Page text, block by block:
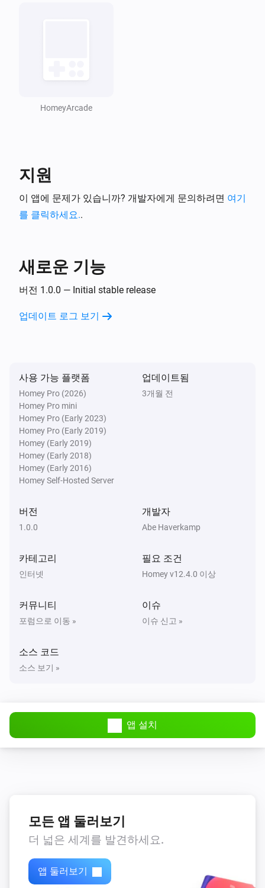
HomeyArcade
지원
이 앱에 문제가 있습니까? 개발자에게 문의하려면 여기
를 클릭하세요..
새로운 기능
버전 1.0.0 — Initial stable release
업데이트 로그 보기
사용 가능 플랫폼
Homey Pro (2026)
Homey Pro mini
Homey Pro (Early 2023)
Homey Pro (Early 2019)
Homey (Early 2019)
Homey (Early 2018)
Homey (Early 2016)
Homey Self-Hosted Server
업데이트됨
3개월 전
버전
1.0.0
개발자
Abe Haverkamp
카테고리
인터넷
필요 조건
Homey v12.4.0 이상
커뮤니티
포럼으로 이동 »
이슈
이슈 신고 »
소스 코드
소스 보기 »
앱 설치
모든 앱 둘러보기
더 넓은 세계를 발견하세요.
앱 둘러보기